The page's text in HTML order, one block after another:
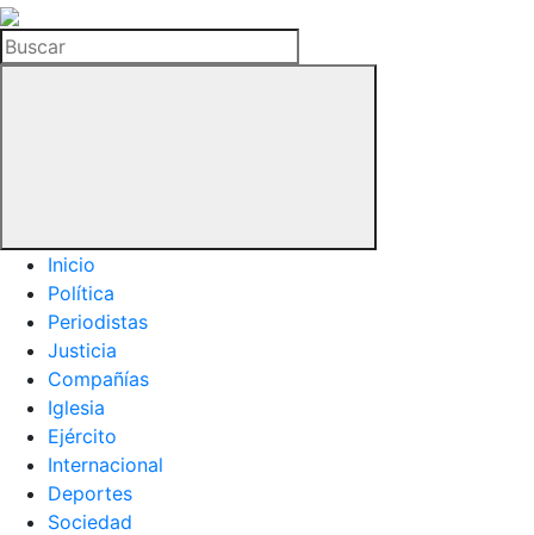
La
Hemeroteca
del
Buscar
Inicio
Política
Periodistas
Justicia
Compañías
Iglesia
Ejército
Internacional
Deportes
Sociedad